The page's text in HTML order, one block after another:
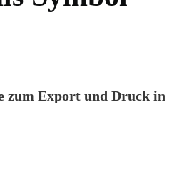
zum Export und Druck in